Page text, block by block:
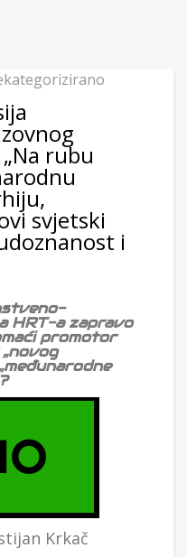
rubu
svjetski
i
HRT-a zapravo
promotor
Krkač